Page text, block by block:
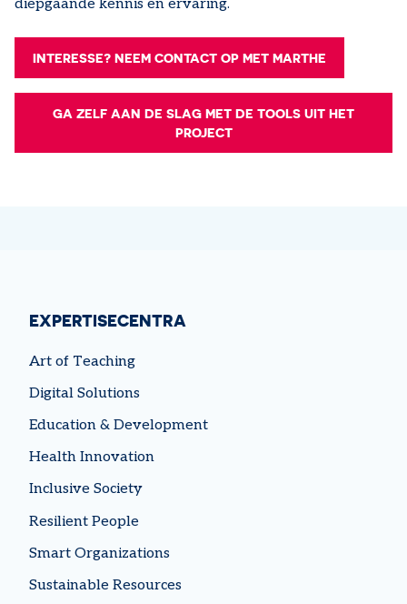
diepgaande kennis en ervaring.
INTERESSE? NEEM CONTACT OP MET MARTHE
GA ZELF AAN DE SLAG MET DE TOOLS UIT HET
PROJECT
EXPERTISECENTRA
Art of Teaching
Digital Solutions
Education & Development
Health Innovation
Inclusive Society
Resilient People
Smart Organizations
Sustainable Resources